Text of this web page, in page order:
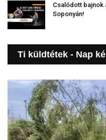
Csalódott bajnok
Soponyán!
Ti küldtétek - Nap